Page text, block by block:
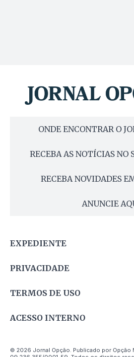
ONDE ENCONTRAR O
RECEBA AS NOTÍCIAS NO
RECEBA NOVIDADES
ANUNCIE
EXPEDIENTE
PRIVACIDADE
TERMOS DE USO
ACESSO INTERNO
© 2026 Jornal Opção. Publicado por Opção